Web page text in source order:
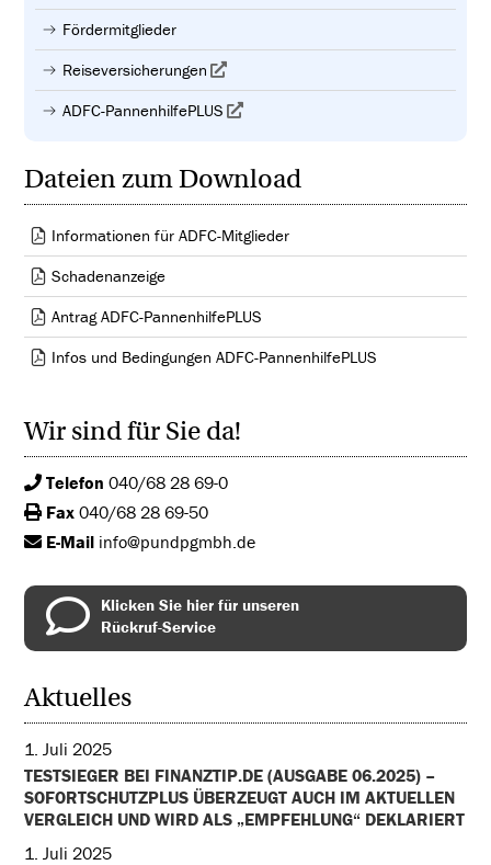
Fördermitglieder
Reiseversicherungen
ADFC-PannenhilfePLUS
Dateien zum Download
Informationen für ADFC-Mitglieder
Schadenanzeige
Antrag ADFC-PannenhilfePLUS
Infos und Bedingungen ADFC-PannenhilfePLUS
Wir sind für Sie da!
Telefon 040/68 28 69-0
Fax 040/68 28 69-50
E-Mail info@pundpgmbh.de
Klicken Sie hier für unseren
Rückruf-Service
Aktuelles
1. Juli 2025
TESTSIEGER BEI FINANZTIP.DE (AUSGABE 06.2025) –
SOFORTSCHUTZPLUS ÜBERZEUGT AUCH IM AKTUELLEN
VERGLEICH UND WIRD ALS „EMPFEHLUNG“ DEKLARIERT
1. Juli 2025